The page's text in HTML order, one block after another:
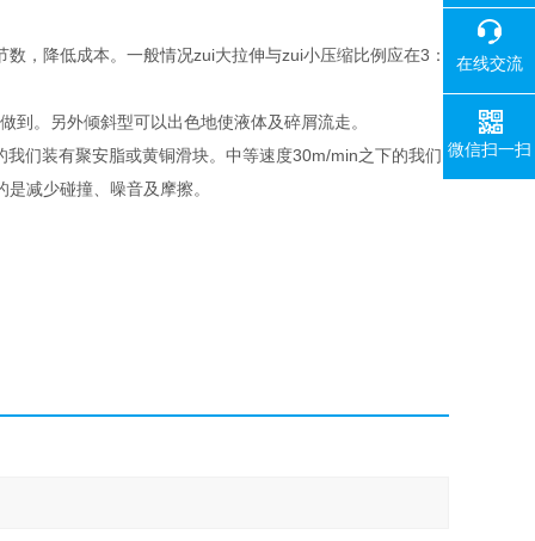
，降低成本。一般情况zui大拉伸与zui小压缩比例应在3：
。另外倾斜型可以出色地使液体及碎屑流走。
们装有聚安脂或黄铜滑块。中等速度30m/min之下的我们
减少碰撞、噪音及摩擦。
在线交流
微信扫一扫